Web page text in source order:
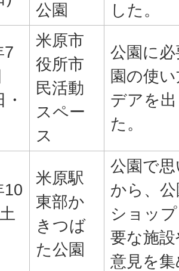
公園 した。
7
米原市
役所市
民活動
スペー
ス
公園に
園の使
デアを
た。
10
米原駅
東部か
きつば
た公園
公園で
から、
ショッ
要な施
意見を